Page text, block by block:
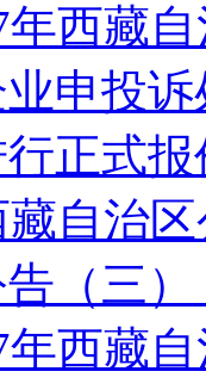
年西藏
申投
正式
藏自治
（三）
年西藏